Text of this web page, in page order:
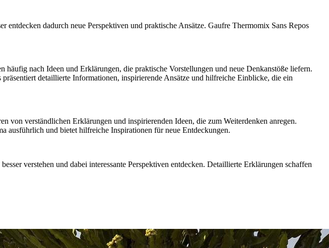
dadurch neue Perspektiven und praktische Ansätze. Gaufre Thermomix Sans Repos
nach Ideen und Erklärungen, die praktische Vorstellungen und neue Denkanstöße liefern.
detaillierte Informationen, inspirierende Ansätze und hilfreiche Einblicke, die ein
von verständlichen Erklärungen und inspirierenden Ideen, die zum Weiterdenken anregen.
ausführlich und bietet hilfreiche Inspirationen für neue Entdeckungen.
verstehen und dabei interessante Perspektiven entdecken. Detaillierte Erklärungen schaffen